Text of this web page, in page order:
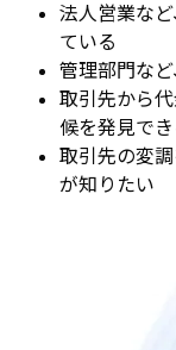
法人営業な
ている
管理部門な
取引先から
候を発見で
取引先の変
が知りたい